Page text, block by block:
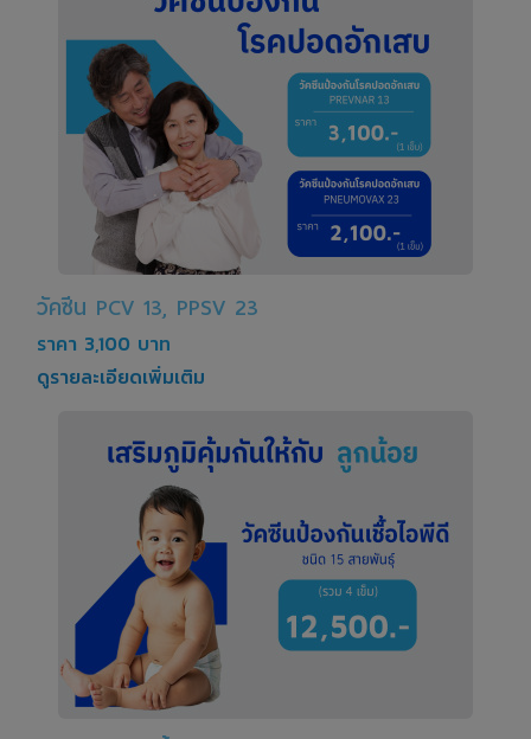
วัคซีน PCV 13, PPSV 23
ราคา 3,100 บาท
ดูรายละเอียดเพิ่มเติม